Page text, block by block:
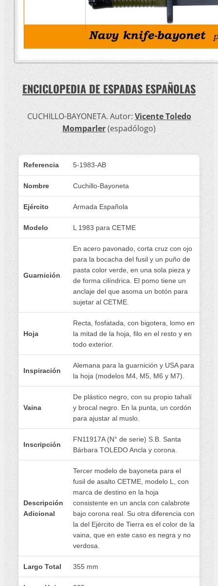
ENCICLOPEDIA DE ESPADAS ESPAÑOLAS
CUCHILLO-BAYONETA. Autor:Vicente Toledo
Momparler(espadólogo)
Referencia 5-1983-AB
Nombre Cuchillo-Bayoneta
Ejército Armada Española
Modelo L 1983 para CETME
Guarnición
En acero pavonado, corta cruz con ojo
para la bocacha del fusil y un puño de
pasta color verde, en una sola pieza y
de forma cilíndrica. El pomo tiene un
anclaje del que asoma un botón para
sujetar al CETME.
Hoja
Recta, fosfatada, con bigotera, lomo en
la mitad de la hoja, filo en el resto y en
todo exterior.
Inspiración
Alemana para la guarnición y USA para
la hoja (modelos M4, M5, M6 y M7).
Vaina
De plástico negro, con su propio tahalí
y brocal negro. En la punta, un cordón
para ajustar al muslo.
Inscripción
FN11917A (N° de serie) S.B. Santa
Bárbara TOLEDO Ancla y corona.
Descripción
Adicional
Tercer modelo de bayoneta para el
fusil de asalto CETME, modelo L, con
marca de destino en la hoja
consistente en un ancla con calabrote
bajo corona real. Su otra diferencia con
la del Ejército de Tierra es el color de la
vaina, que en este caso es negra y no
verdosa.
Largo Total 355 mm